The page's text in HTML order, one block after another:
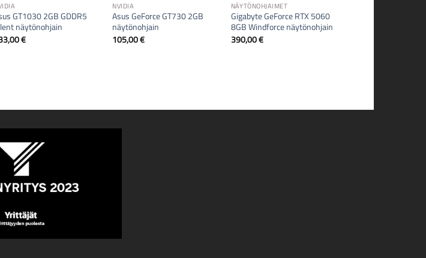
GT1030 2GB GDDR5
näytönohjain
€
NVIDIA
Asus GeForce GT730 2GB
näytönohjain
105,00€
NÄYTÖNOHJAIMET
Gigabyte GeForce RTX 5060
8GB Windforce näytönohjain
390,00€